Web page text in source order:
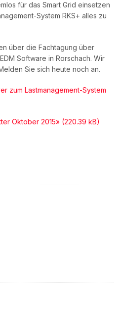
für das Smart Grid einsetzen
System RKS+ alles zu
über die Fachtagung über
Software in Rorschach. Wir
Sie sich heute noch an.
zum Lastmanagement-System
Oktober 2015»